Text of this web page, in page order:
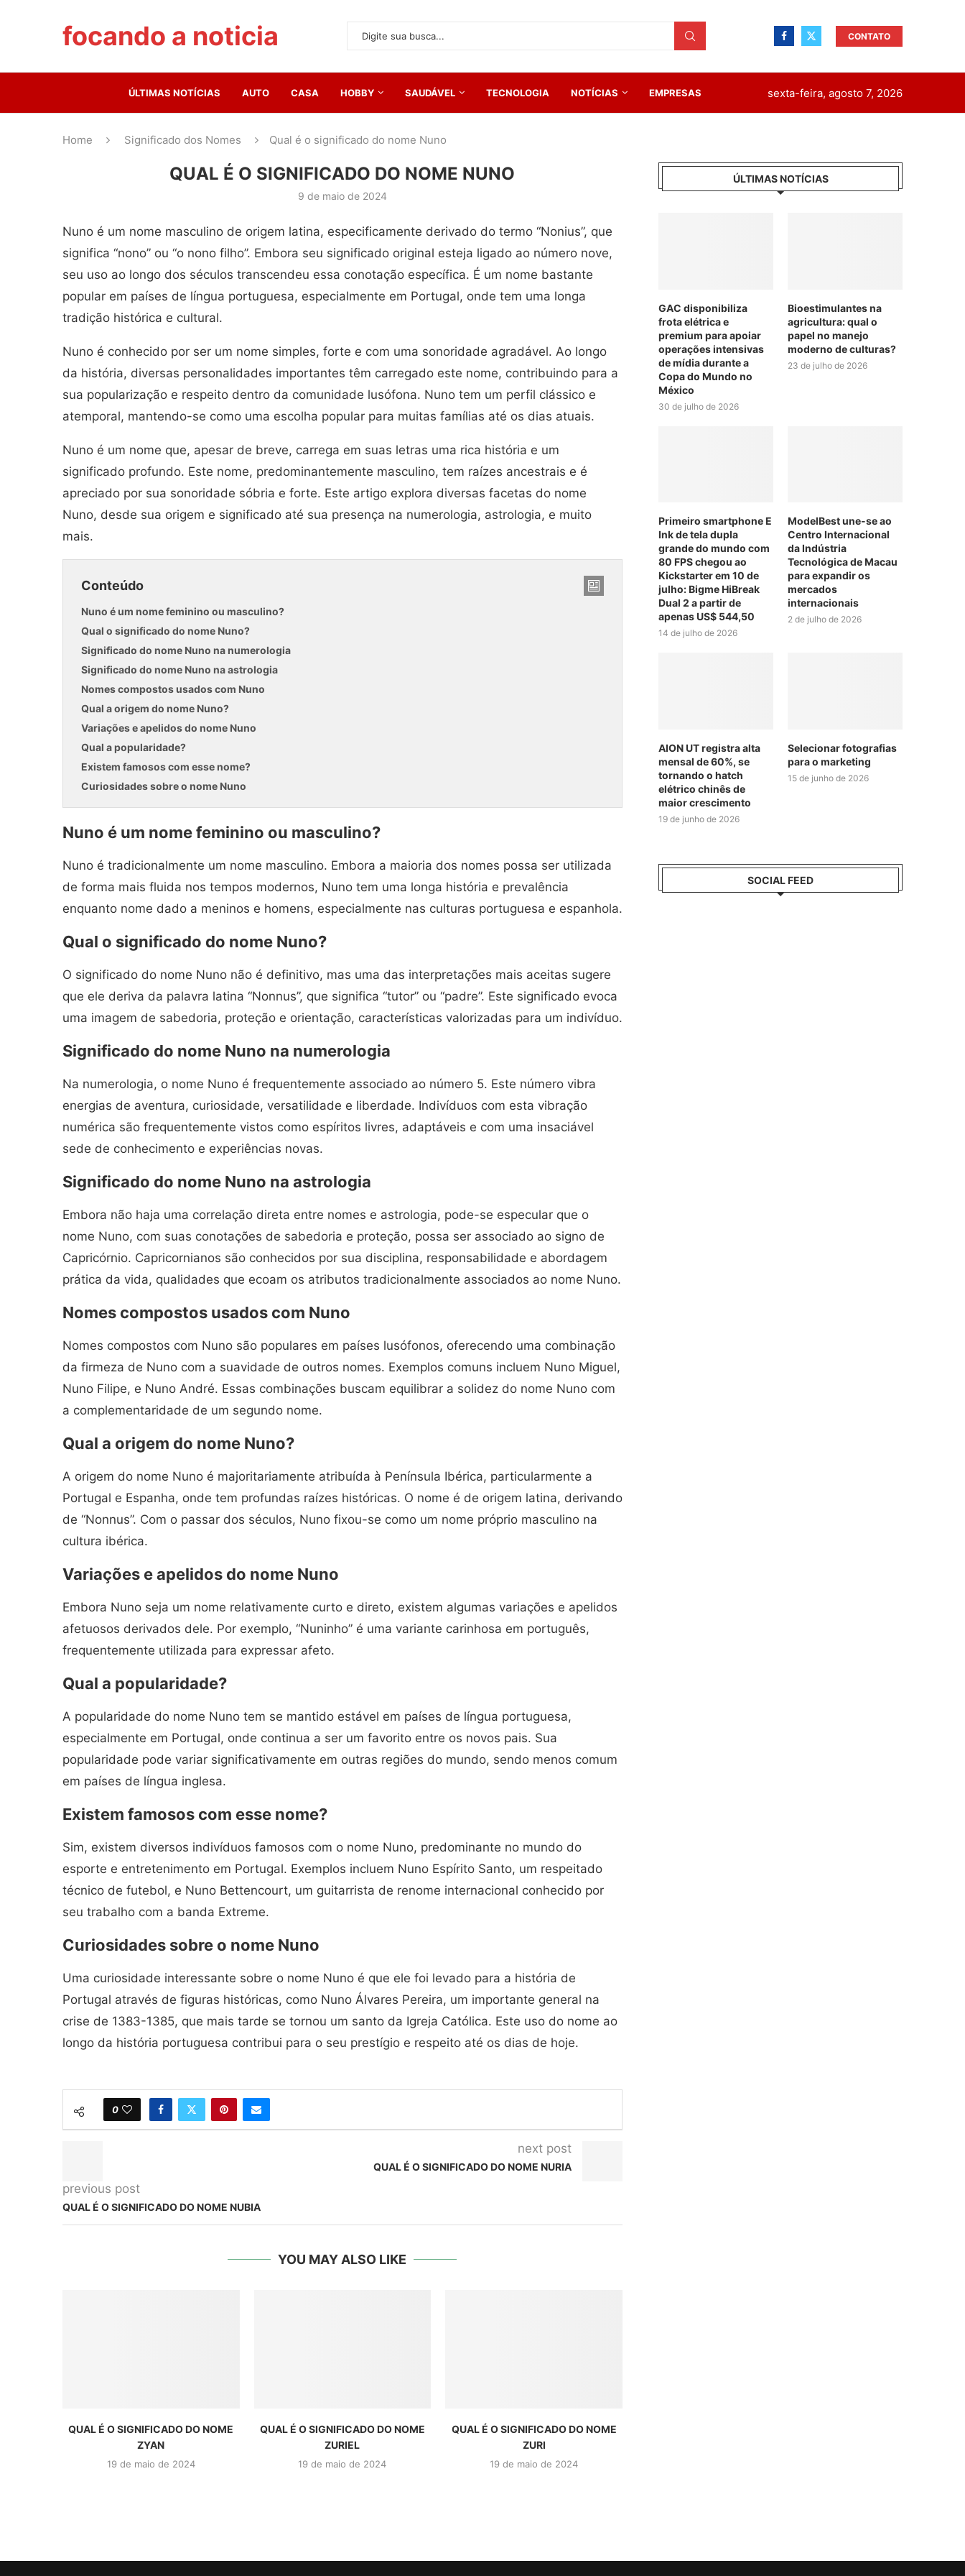
focando a noticia CONTATO
ÚLTIMAS NOTÍCIAS AUTO CASA HOBBY SAUDÁVEL TECNOLOGIA NOTÍCIAS EMPRESAS sexta-feira, agosto 7, 2026
Home Significado dos Nomes Qual é o significado do nome Nuno
QUAL É O SIGNIFICADO DO NOME NUNO
9 de maio de 2024
Nuno é um nome masculino de origem latina, especificamente derivado do termo “Nonius”, que
significa “nono” ou “o nono filho”. Embora seu significado original esteja ligado ao número nove,
seu uso ao longo dos séculos transcendeu essa conotação específica. É um nome bastante
popular em países de língua portuguesa, especialmente em Portugal, onde tem uma longa
tradição histórica e cultural.
Nuno é conhecido por ser um nome simples, forte e com uma sonoridade agradável. Ao longo
da história, diversas personalidades importantes têm carregado este nome, contribuindo para a
sua popularização e respeito dentro da comunidade lusófona. Nuno tem um perfil clássico e
atemporal, mantendo-se como uma escolha popular para muitas famílias até os dias atuais.
Nuno é um nome que, apesar de breve, carrega em suas letras uma rica história e um
significado profundo. Este nome, predominantemente masculino, tem raízes ancestrais e é
apreciado por sua sonoridade sóbria e forte. Este artigo explora diversas facetas do nome
Nuno, desde sua origem e significado até sua presença na numerologia, astrologia, e muito
mais.
Conteúdo
Nuno é um nome feminino ou masculino?
Qual o significado do nome Nuno?
Significado do nome Nuno na numerologia
Significado do nome Nuno na astrologia
Nomes compostos usados com Nuno
Qual a origem do nome Nuno?
Variações e apelidos do nome Nuno
Qual a popularidade?
Existem famosos com esse nome?
Curiosidades sobre o nome Nuno
Nuno é um nome feminino ou masculino?
Nuno é tradicionalmente um nome masculino. Embora a maioria dos nomes possa ser utilizada
de forma mais fluida nos tempos modernos, Nuno tem uma longa história e prevalência
enquanto nome dado a meninos e homens, especialmente nas culturas portuguesa e espanhola.
Qual o significado do nome Nuno?
O significado do nome Nuno não é definitivo, mas uma das interpretações mais aceitas sugere
que ele deriva da palavra latina “Nonnus”, que significa “tutor” ou “padre”. Este significado evoca
uma imagem de sabedoria, proteção e orientação, características valorizadas para um indivíduo.
Significado do nome Nuno na numerologia
Na numerologia, o nome Nuno é frequentemente associado ao número 5. Este número vibra
energias de aventura, curiosidade, versatilidade e liberdade. Indivíduos com esta vibração
numérica são frequentemente vistos como espíritos livres, adaptáveis e com uma insaciável
sede de conhecimento e experiências novas.
Significado do nome Nuno na astrologia
Embora não haja uma correlação direta entre nomes e astrologia, pode-se especular que o
nome Nuno, com suas conotações de sabedoria e proteção, possa ser associado ao signo de
Capricórnio. Capricornianos são conhecidos por sua disciplina, responsabilidade e abordagem
prática da vida, qualidades que ecoam os atributos tradicionalmente associados ao nome Nuno.
Nomes compostos usados com Nuno
Nomes compostos com Nuno são populares em países lusófonos, oferecendo uma combinação
da firmeza de Nuno com a suavidade de outros nomes. Exemplos comuns incluem Nuno Miguel,
Nuno Filipe, e Nuno André. Essas combinações buscam equilibrar a solidez do nome Nuno com
a complementaridade de um segundo nome.
Qual a origem do nome Nuno?
A origem do nome Nuno é majoritariamente atribuída à Península Ibérica, particularmente a
Portugal e Espanha, onde tem profundas raízes históricas. O nome é de origem latina, derivando
de “Nonnus”. Com o passar dos séculos, Nuno fixou-se como um nome próprio masculino na
cultura ibérica.
Variações e apelidos do nome Nuno
Embora Nuno seja um nome relativamente curto e direto, existem algumas variações e apelidos
afetuosos derivados dele. Por exemplo, “Nuninho” é uma variante carinhosa em português,
frequentemente utilizada para expressar afeto.
Qual a popularidade?
A popularidade do nome Nuno tem se mantido estável em países de língua portuguesa,
especialmente em Portugal, onde continua a ser um favorito entre os novos pais. Sua
popularidade pode variar significativamente em outras regiões do mundo, sendo menos comum
em países de língua inglesa.
Existem famosos com esse nome?
Sim, existem diversos indivíduos famosos com o nome Nuno, predominante no mundo do
esporte e entretenimento em Portugal. Exemplos incluem Nuno Espírito Santo, um respeitado
técnico de futebol, e Nuno Bettencourt, um guitarrista de renome internacional conhecido por
seu trabalho com a banda Extreme.
Curiosidades sobre o nome Nuno
Uma curiosidade interessante sobre o nome Nuno é que ele foi levado para a história de
Portugal através de figuras históricas, como Nuno Álvares Pereira, um importante general na
crise de 1383-1385, que mais tarde se tornou um santo da Igreja Católica. Este uso do nome ao
longo da história portuguesa contribui para o seu prestígio e respeito até os dias de hoje.
0
previous post
QUAL É O SIGNIFICADO DO NOME NUBIA
next post
QUAL É O SIGNIFICADO DO NOME NURIA
YOU MAY ALSO LIKE
QUAL É O SIGNIFICADO DO NOME
ZYAN
19 de maio de 2024
QUAL É O SIGNIFICADO DO NOME
ZURIEL
19 de maio de 2024
QUAL É O SIGNIFICADO DO NOME
ZURI
19 de maio de 2024
ÚLTIMAS NOTÍCIAS
GAC disponibiliza
frota elétrica e
premium para apoiar
operações intensivas
de mídia durante a
Copa do Mundo no
México
30 de julho de 2026
Bioestimulantes na
agricultura: qual o
papel no manejo
moderno de culturas?
23 de julho de 2026
Primeiro smartphone E
Ink de tela dupla
grande do mundo com
80 FPS chegou ao
Kickstarter em 10 de
julho: Bigme HiBreak
Dual 2 a partir de
apenas US$ 544,50
14 de julho de 2026
ModelBest une-se ao
Centro Internacional
da Indústria
Tecnológica de Macau
para expandir os
mercados
internacionais
2 de julho de 2026
AION UT registra alta
mensal de 60%, se
tornando o hatch
elétrico chinês de
maior crescimento
19 de junho de 2026
Selecionar fotografias
para o marketing
15 de junho de 2026
SOCIAL FEED